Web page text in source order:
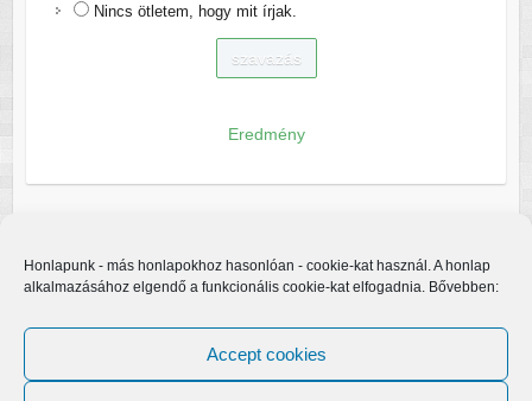
Honlapunk - más honlapokhoz hasonlóan - cookie-kat használ. A honlap
alkalmazásához elgendő a funkcionális cookie-kat elfogadnia. Bővebben:
Accept cookies
Nincs ötletem, hogy mit írjak.
Eredmény